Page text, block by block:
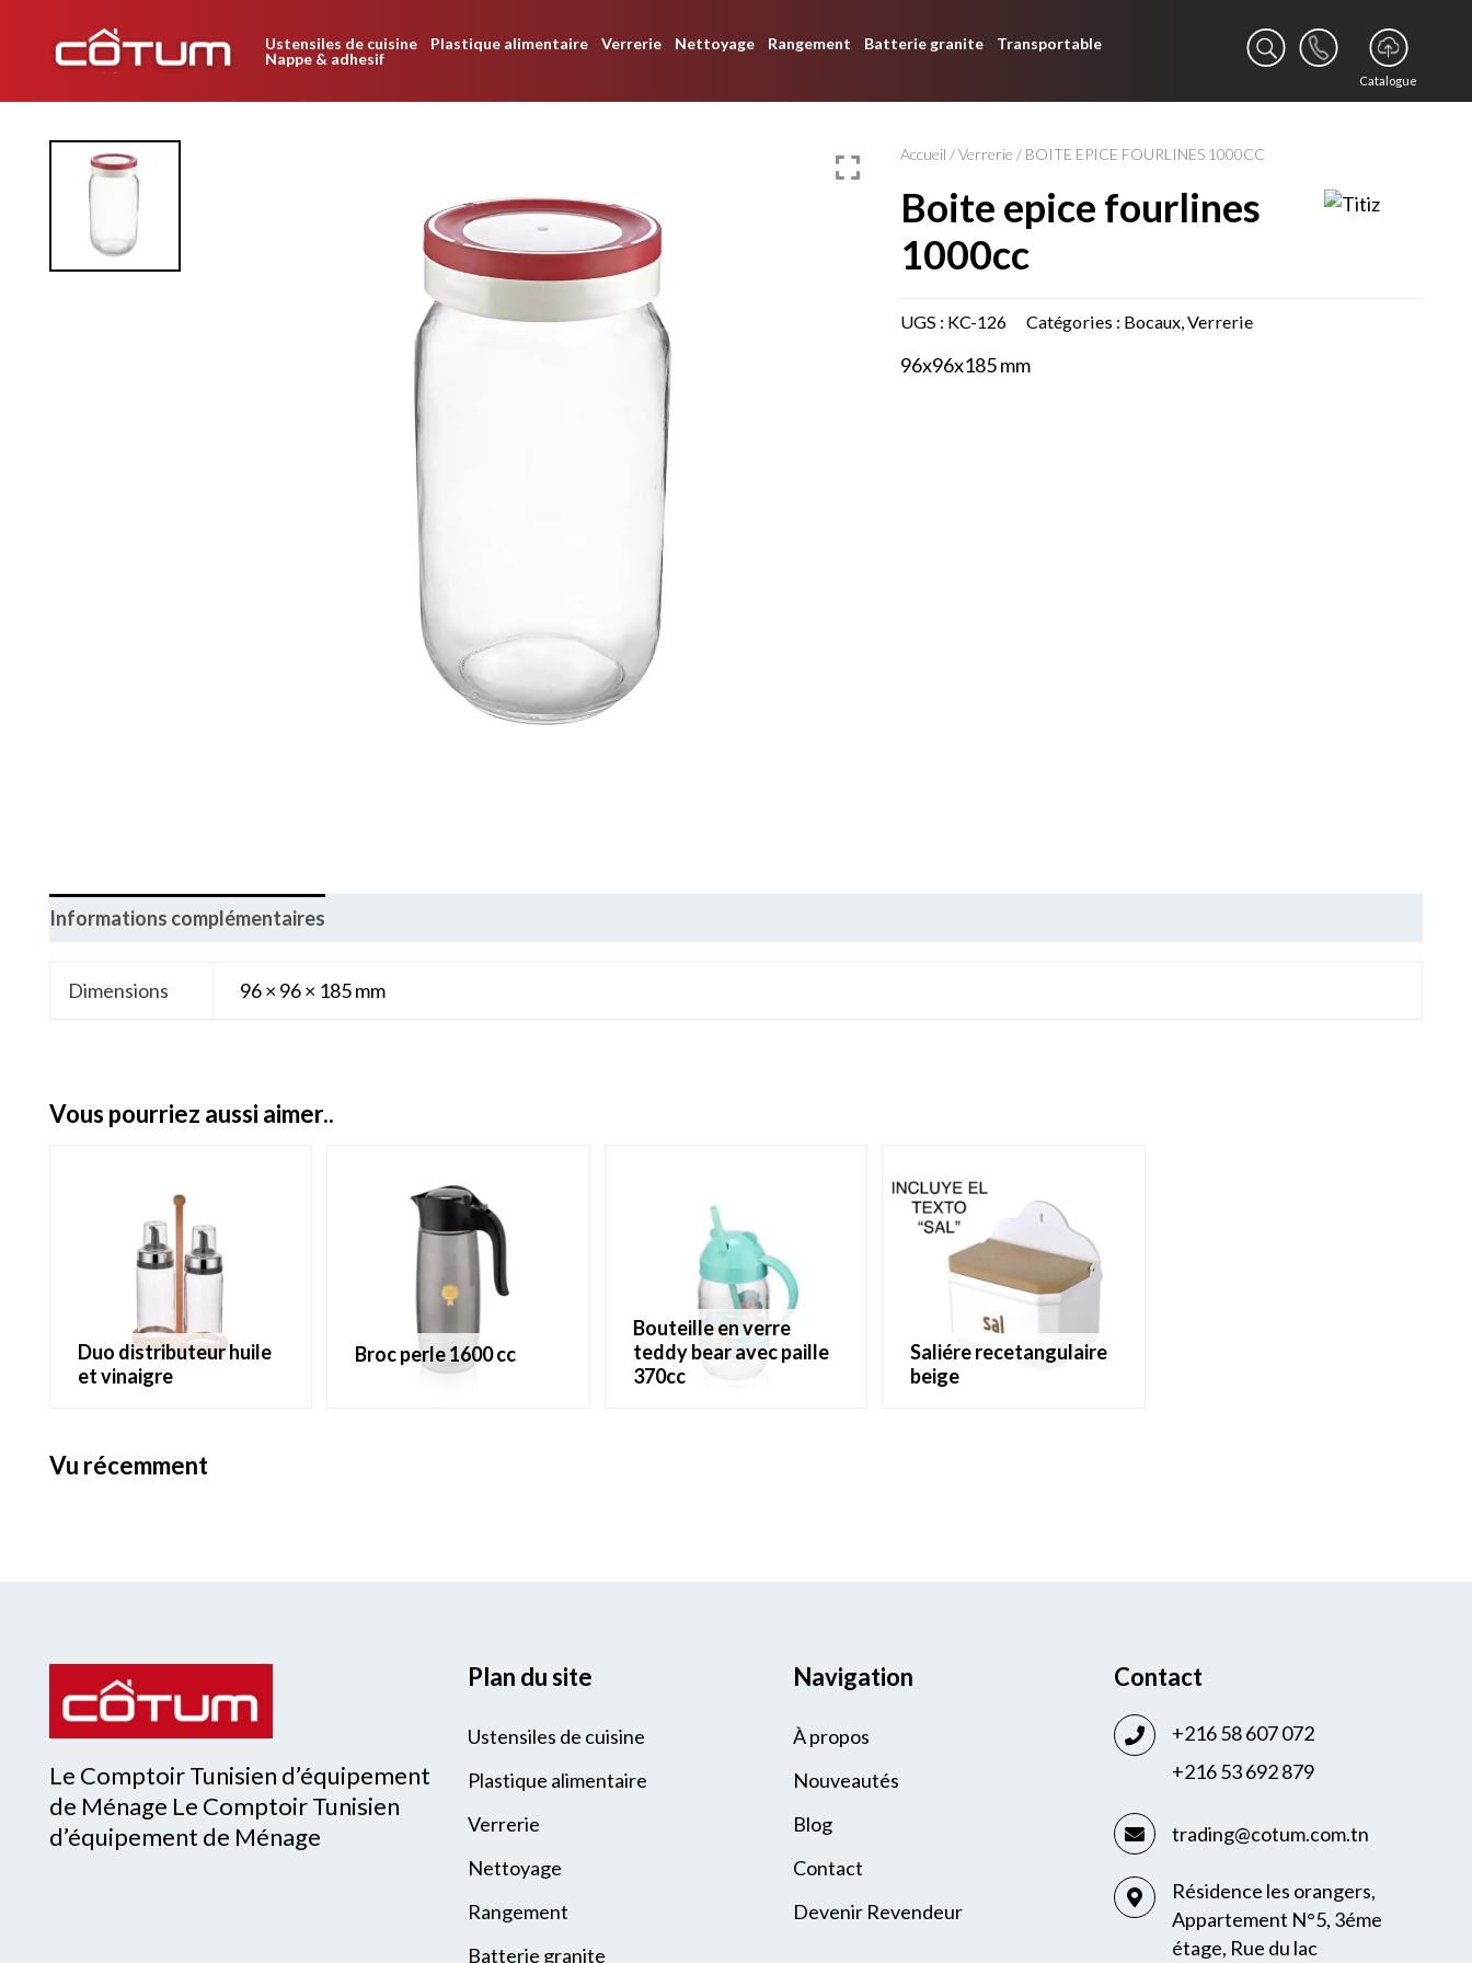
Ustensiles de cuisine Plastique alimentaire Verrerie Nettoyage Rangement Batterie granite
Transportable
Nappe & adhesif
Catalogue
Accueil /Verrerie / BOITE EPICE FOURLINES 1000CC
boite epice fourlines
1000cc
UGS : KC-126 Catégories : Bocaux,Verrerie
96x96x185 mm
Informations complémentaires
Dimensions 96 × 96 × 185 mm
vous pourriez aussi aimer..
duo distributeur huile
et vinaigre
broc perle 1600 cc
bouteille en verre
teddy bear avec paille
370cc
saliére recetangulaire
beige
vu récemment
Le Comptoir Tunisien d’équipement
de Ménage Le Comptoir Tunisien
d’équipement de Ménage
Plan du site
Ustensiles de cuisine
Plastique alimentaire
Verrerie
Nettoyage
Rangement
Batterie granite
Navigation
À propos
Nouveautés
Blog
Contact
Devenir Revendeur
Contact
+216 58 607 072
+216 53 692 879
trading@cotum.com.tn
Résidence les orangers,
Appartement N°5, 3éme
étage, Rue du lac